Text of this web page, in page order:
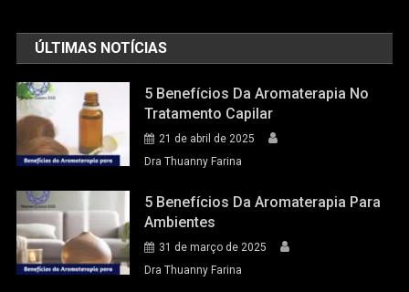
ÚLTIMAS NOTÍCIAS
5 Benefícios Da Aromaterapia No
Tratamento Capilar
21 de abril de 2025
Dra Thuanny Farina
5 Benefícios Da Aromaterapia Para
Ambientes
31 de março de 2025
Dra Thuanny Farina